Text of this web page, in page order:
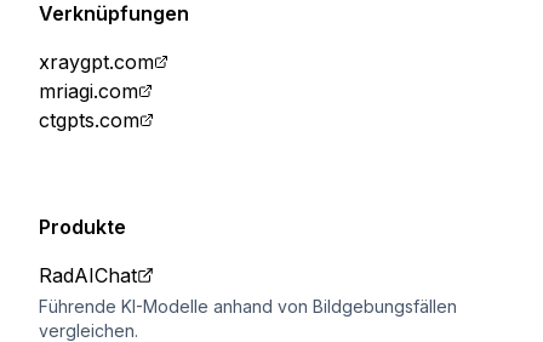
Verknüpfungen
xraygpt.com
mriagi.com
ctgpts.com
Produkte
RadAIChat
Führende KI-Modelle anhand von Bildgebungsfällen
vergleichen.